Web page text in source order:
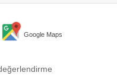
Google Maps